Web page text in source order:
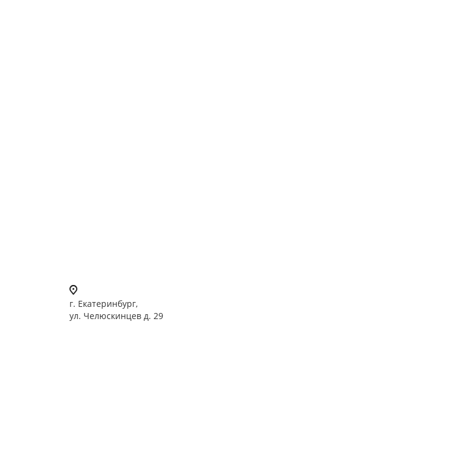
г. Екатеринбург,
ул. Челюскинцев д. 29